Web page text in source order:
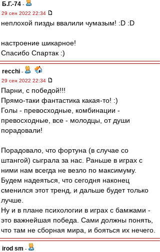
Б.Г.-74 -
29 сен 2022 22:34
неплохой пизды ввалили чумазым! :D :D
настроение шикарное!
Спасибо Спартак :)
recchi -
29 сен 2022 22:34
Парни, с победой!!!
Прямо-таки фантастика какая-то! :)
Голы - превосходные, комбинации -
превосходные, все - молодцы, от души
порадовали!
Порадовало, что фортуна (в случае со
штангой) сыграла за нас. Раньше в играх с
ними нам всегда не везло по максимуму.
Будем надеяться, что сегодня наконец
сменился этот тренд, и дальше будет только
лучше.
Ну и в плане психологии в играх с бамжами -
это важнейшая победа. Сами должны понять,
что там не сборная мира, и бояться их нечего.
irod sm -